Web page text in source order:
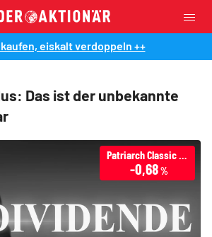
kaufen, eiskalt verdoppeln ++
Das ist der unbekannte
Patriarch Classic Dividende 4 Plus
-0,68 %